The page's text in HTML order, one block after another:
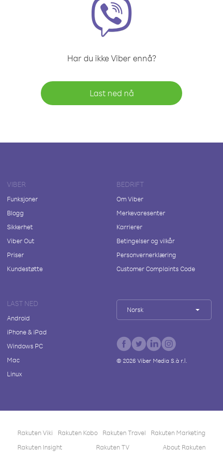
Har du ikke Viber ennå?
Last ned nå
VIBER
Funksjoner
Blogg
Sikkerhet
Viber Out
Priser
Kundestøtte
BEDRIFT
Om Viber
Merkevaresenter
Karrierer
Betingelser og vilkår
Personvernerklæring
Customer Complaints Code
LAST NED
Android
iPhone & iPad
Windows PC
Mac
Linux
Norsk
© 2026Viber Media S.à r.l.
Rakuten Viki Rakuten Kobo Rakuten Travel
Rakuten Marketing
Rakuten Insight
Rakuten TV About Rakuten